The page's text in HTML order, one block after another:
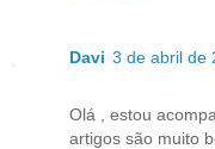
Davi 3 de abril de
Olá , estou
artigos são muito